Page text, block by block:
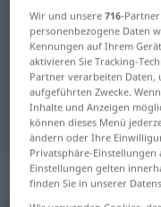
Deutsch-
Übersetzung
Wir und unsere716-
personenbezogene Daten
Kennungen auf Ihrem
aktivieren Sie Tracking-
Partner verarbeiten Daten,
aufgeführten Zwecke.
Inhalte und Anzeigen
können dieses Menü
ändern oder Ihre
Privatsphäre-Einstellungen
Einstellungen gelten
finden Sie in unserer